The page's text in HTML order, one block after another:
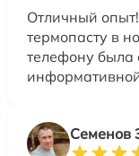
Отличный
термопасту в
телефону была
Семенов